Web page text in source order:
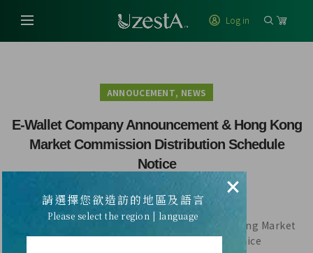
Log in
ANNOUCEMENT, NEWS
E-Wallet Company Announcement & Hong Kong
Market Commission Distribution Schedule
Notice
E-Wallet Company Announcement & Hong Kong Market
Commission Distribution Schedule Notice
×
請選擇您欲造訪的地區及語言
Please select the region | language